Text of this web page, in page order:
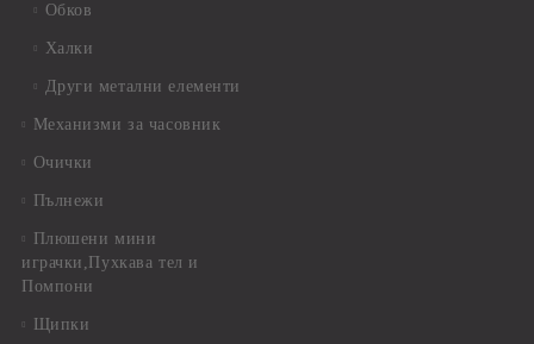
Обков
Халки
Други метални елементи
Механизми за часовник
Очички
Пълнежи
Плюшени мини
играчки,Пухкава тел и
Помпони
Щипки